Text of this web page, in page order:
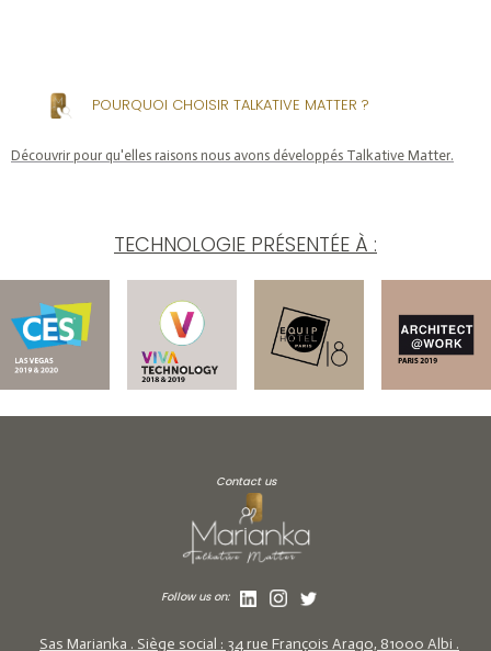
POURQUOI CHOISIR TALKATIVE MATTER ?
Découvrir pour qu'elles raisons nous avons développés Talkative Matter.
TECHNOLOGIE PRÉSENTÉE À :
Contact us
Follow us on:
Sas Marianka . Siège social : 34 rue François Arago, 81000 Albi .